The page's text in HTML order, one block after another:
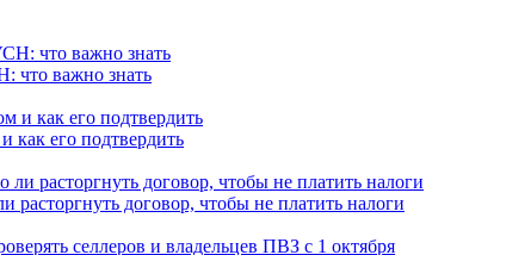
что важно знать
как его подтвердить
расторгнуть договор, чтобы не платить налоги